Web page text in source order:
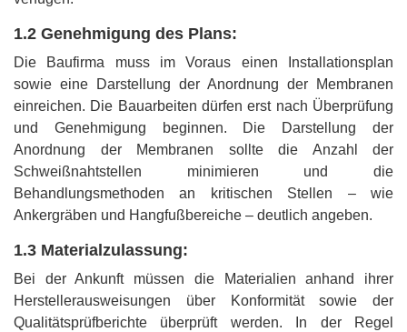
1.2 Genehmigung des Plans:
Die Baufirma muss im Voraus einen Installationsplan
sowie eine Darstellung der Anordnung der Membranen
einreichen. Die Bauarbeiten dürfen erst nach Überprüfung
und Genehmigung beginnen. Die Darstellung der
Anordnung der Membranen sollte die Anzahl der
Schweißnahtstellen minimieren und die
Behandlungsmethoden an kritischen Stellen – wie
Ankergräben und Hangfußbereiche – deutlich angeben.
1.3 Materialzulassung:
Bei der Ankunft müssen die Materialien anhand ihrer
Herstellerausweisungen über Konformität sowie der
Qualitätsprüfberichte überprüft werden. In der Regel